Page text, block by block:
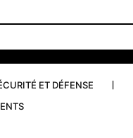
ET DÉFENSE